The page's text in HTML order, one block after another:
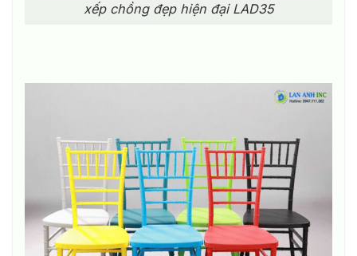
xếp chồng đẹp hiện đại LAD35